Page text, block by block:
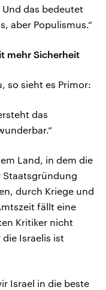
das bedeutet
aber Populismus.“
mehr Sicherheit
so sieht es Primor:
das
Land, in dem die
Staatsgründung
durch Kriege und
fällt eine
Kritiker nicht
Israelis ist
Israel in die beste